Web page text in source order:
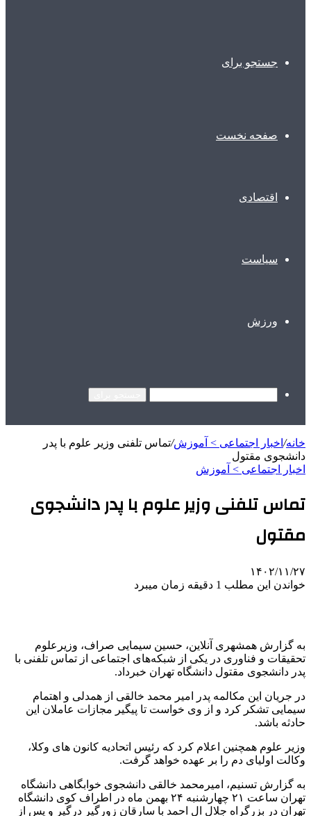
جستجو برای
صفحه نخست
اقتصادی
سیاست
ورزش
خانه/ اخبار اجتماعی > آموزش/تماس تلفنی وزیر علوم با پدر
دانشجوی مقتول
اخبار اجتماعی > آموزش
تماس تلفنی وزیر علوم با پدر دانشجوی
مقتول
۱۴۰۲/۱۱/۲۷
خواندن این مطلب 1 دقیقه زمان میبرد
به گزارش همشهری آنلاین، حسین سیمایی صراف، وزیرعلوم
تحقیقات و فناوری در یکی از شبکه‌های اجتماعی از تماس تلفنی با
پدر دانشجوی مقتول دانشگاه تهران خبرداد.
در جریان این مکالمه پدر امیر محمد خالقی از همدلی و اهتمام
سیمایی تشکر کرد و از وی خواست تا پیگیر مجازات عاملان این
حادثه باشد.
وزیر علوم همچنین اعلام کرد که رئیس اتحادیه کانون های وکلا،
وکالت اولیای دم را بر عهده خواهد گرفت.
به گزارش تسنیم، امیرمحمد خالقی دانشجوی خوابگاهی دانشگاه
تهران ساعت ۲۱ چهارشنبه ۲۴ بهمن ماه در اطراف کوی دانشگاه
تهران در بزرگراه جلال ال احمد با سارقان زورگیر درگیر و پس از